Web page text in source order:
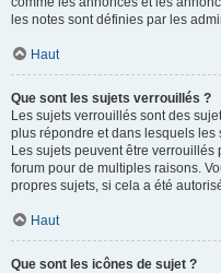
les notes sont définies par les
Haut
Que sont les sujets verrouillés ?
Les sujets verrouillés sont des
plus répondre et dans lesquels
Les sujets peuvent être
forum pour de multiples raisons.
propres sujets, si cela a été
Haut
Que sont les icônes de sujet ?